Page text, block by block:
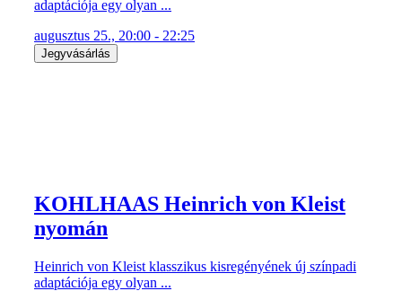
adaptációja egy olyan ...
augusztus 25., 20:00 - 22:25
Jegyvásárlás
KOHLHAAS Heinrich von Kleist
nyomán
Heinrich von Kleist klasszikus kisregényének új színpadi
adaptációja egy olyan ...